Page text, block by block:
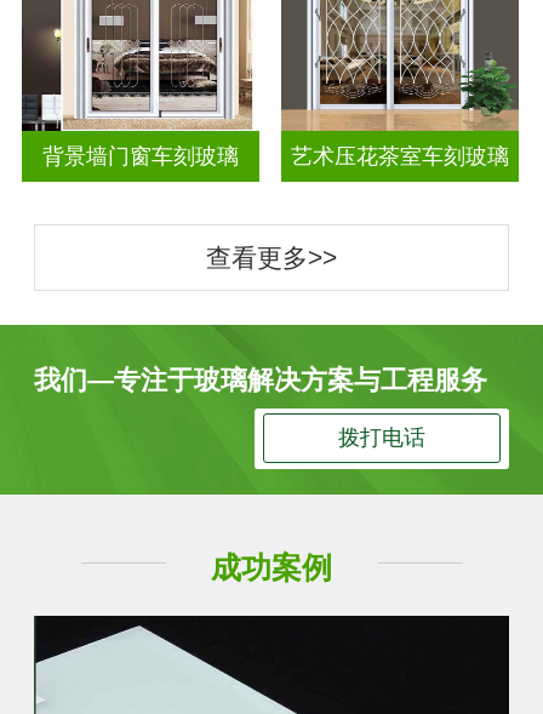
背景墙门窗车刻玻璃 艺术压花茶室车刻玻璃
查看更多>>
我们—专注于玻璃解决方案与工程服务
拨打电话
成功案例